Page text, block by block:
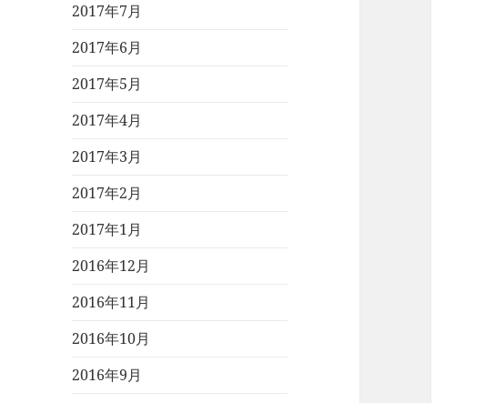
2017年7月
2017年6月
2017年5月
2017年4月
2017年3月
2017年2月
2017年1月
2016年12月
2016年11月
2016年10月
2016年9月